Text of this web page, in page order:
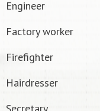
Engineer
Factory worker
Firefighter
Hairdresser